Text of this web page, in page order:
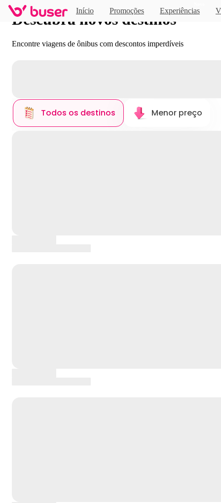
Início Promoções Experiências
Descubra novos destinos
Encontre viagens de ônibus com descontos imperdíveis
Todos os destinos Menor preço